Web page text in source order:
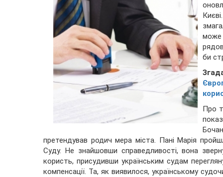
може
би
Про
претендував родич мера міста. Пані Марія
Суду. Не знайшовши справедливості, вона
користь, присудивши українським судам
компенсації. Та, як виявилося, українському